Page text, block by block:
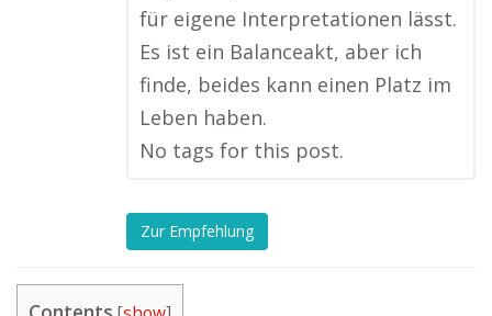
für eigene Interpretationen lässt.
Es ist ein Balanceakt, aber ich
finde, beides kann einen Platz im
Leben haben.
No tags for this post.
Zur Empfehlung